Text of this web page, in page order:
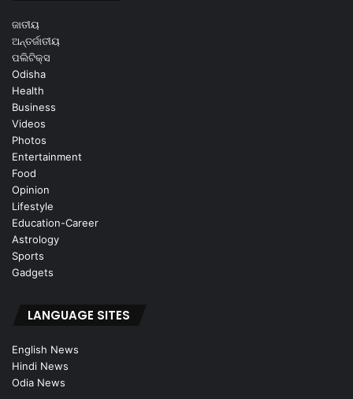
ଜାତୀୟ
ଅନ୍ତର୍ଜାତୀୟ
ପଲିଟିକ୍ସ
Odisha
Health
Business
Videos
Photos
Entertainment
Food
Opinion
Lifestyle
Education-Career
Astrology
Sports
Gadgets
LANGUAGE SITES
English News
Hindi News
Odia News